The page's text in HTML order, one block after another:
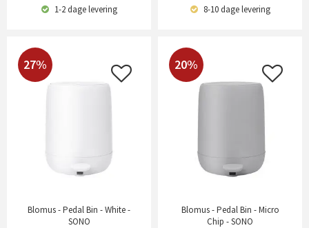
1-2 dagelevering 8-10 dagelevering
27%
Blomus - Pedal Bin - White -
SONO
20%
Blomus - Pedal Bin - Micro
Chip - SONO